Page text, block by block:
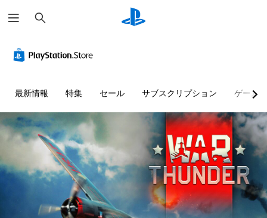
索
最新情報 特集 セール サブスクリプション ゲーム